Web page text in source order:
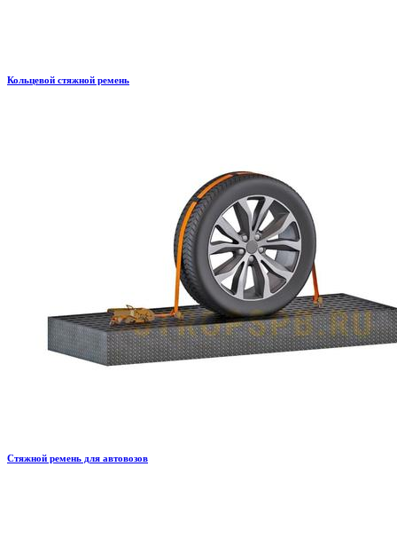
Кольцевой стяжной ремень
Стяжной ремень для автовозов